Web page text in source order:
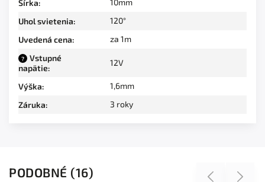
Šírka:
Uhol svietenia:
120°
Uvedená cena: za 1m
?
Vstupné
napätie:
12V
Výška:
1,6mm
Záruka: 3 roky
PODOBNÉ (16) Previous Next